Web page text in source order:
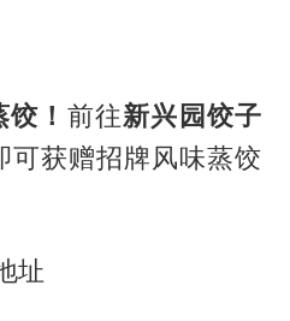
！ 前往新兴园饺子
可获赠招牌风味蒸饺
址